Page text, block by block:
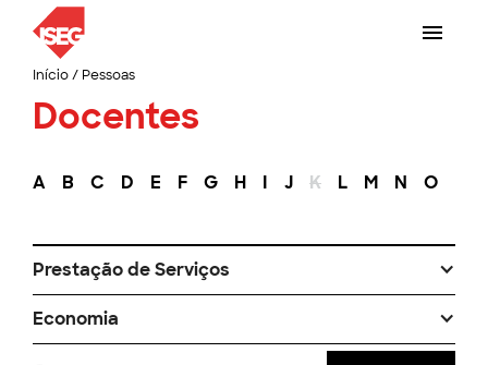
Início/ Pessoas
Docentes
A B C D E F G H I J K L M N O
Prestação de Serviços
Economia